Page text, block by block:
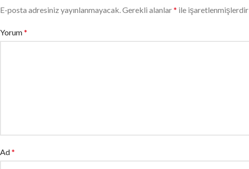
E-posta adresiniz yayınlanmayacak. Gerekli alanlar* ile işaretlenmişlerdir
Yorum*
Ad*